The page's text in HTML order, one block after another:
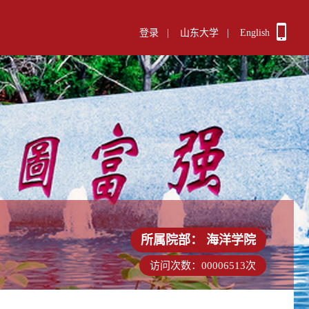
登录 山东大学 English
所属院部： 海洋学院
访问次数： 00006513次